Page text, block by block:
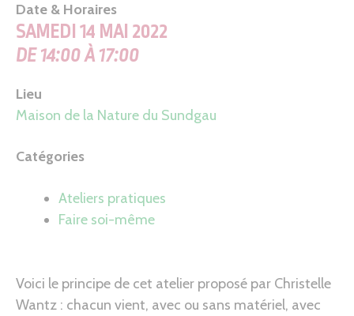
Date & Horaires
SAMEDI 14 MAI 2022
DE 14:00 À 17:00
Lieu
Maison de la Nature du Sundgau
Catégories
Ateliers pratiques
Faire soi-même
Voici le principe de cet atelier proposé par Christelle
Wantz : chacun vient, avec ou sans matériel, avec